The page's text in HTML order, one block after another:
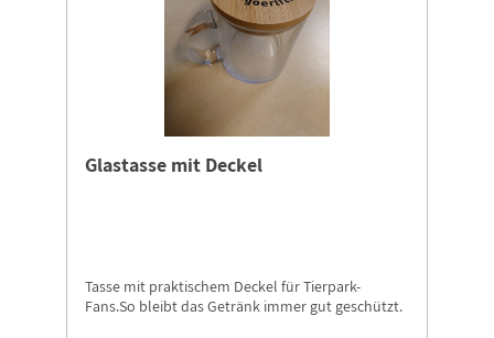
Glastasse mit Deckel
Tasse mit praktischem Deckel für Tierpark-
Fans.So bleibt das Getränk immer gut geschützt.